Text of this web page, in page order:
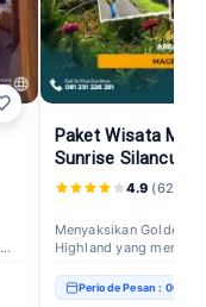
Paket Wisata
Sunrise Silancur
4.9 (62
Menyaksikan Golden
Highland yang
Periode Pesan : 06